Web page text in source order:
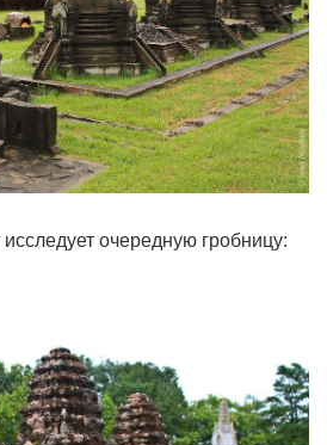
очередную гробницу: